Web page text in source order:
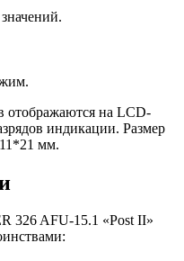
отображаются на LCD-
индикации. Размер
мм.
326 AFU-15.1 «Post II»